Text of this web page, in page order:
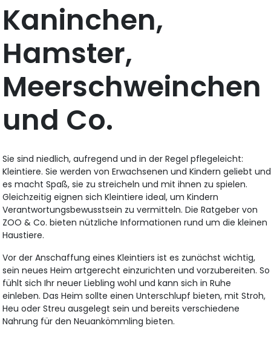
Kaninchen,
Hamster,
Meerschweinchen
und Co.
Sie sind niedlich, aufregend und in der Regel pflegeleicht:
Kleintiere. Sie werden von Erwachsenen und Kindern geliebt und
es macht Spaß, sie zu streicheln und mit ihnen zu spielen.
Gleichzeitig eignen sich Kleintiere ideal, um Kindern
Verantwortungsbewusstsein zu vermitteln. Die Ratgeber von
ZOO & Co. bieten nützliche Informationen rund um die kleinen
Haustiere.
Vor der Anschaffung eines Kleintiers ist es zunächst wichtig,
sein neues Heim artgerecht einzurichten und vorzubereiten. So
fühlt sich Ihr neuer Liebling wohl und kann sich in Ruhe
einleben. Das Heim sollte einen Unterschlupf bieten, mit Stroh,
Heu oder Streu ausgelegt sein und bereits verschiedene
Nahrung für den Neuankömmling bieten.